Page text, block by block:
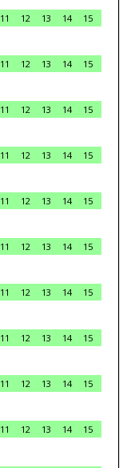
11 12 13 14
15
11 12 13 14
15
11 12 13 14
15
11 12 13 14
15
11 12 13 14
15
11 12 13 14
15
11 12 13 14
15
11 12 13 14
15
11 12 13 14
15
11 12 13 14
15